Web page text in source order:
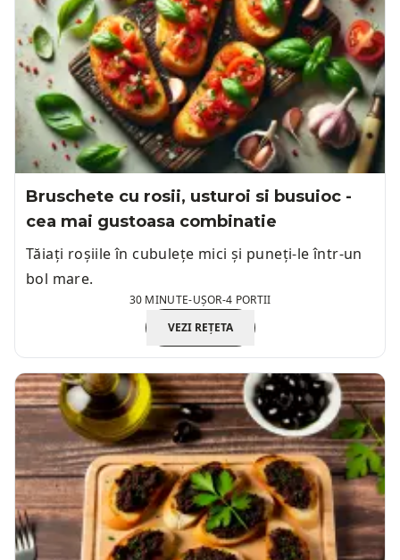
Bruschete cu rosii, usturoi si busuioc -
cea mai gustoasa combinatie
Tăiați roșiile în cubulețe mici și puneți-le într-un
bol mare.
30 MINUTE-UȘOR-4 PORTII
VEZI REȚETA